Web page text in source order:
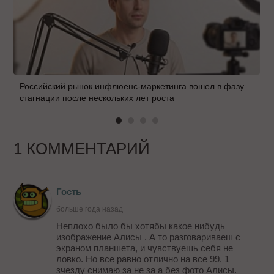
Российский рынок инфлюенс-маркетинга вошел в фазу
стагнации после нескольких лет роста
1 КОММЕНТАРИЙ
Гость
больше года назад
Неплохо было бы хотябы какое нибудь
изображение Алисы . А то разговариваеш с
экраном планшета, и чувствуешь себя не
ловко. Но все равно отлично на все 99. 1
зчезду снимаю за не за а без фото Алисы.